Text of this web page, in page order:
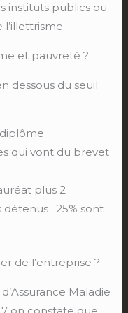
instituts publics ou
et pauvreté ?
dessous du seuil
qui vont du brevet
plus 2
: 25% sont
de l’entreprise ?
Maladie